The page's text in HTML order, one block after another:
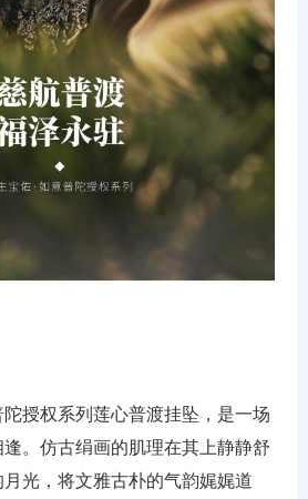
授权系列莲心普渡挂坠，是一场
。仿古绢画的肌理在其上静静舒
光，将文雅古朴的气韵娓娓道